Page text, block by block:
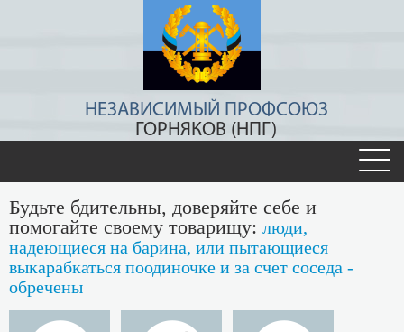
НЕЗАВИСИМЫЙ ПРОФСОЮЗ
ГОРНЯКОВ (НПГ)
Будьте бдительны, доверяйте себе и
помогайте своему товарищу: люди,
надеющиеся на барина, или пытающиеся
выкарабкаться поодиночке и за счет соседа -
обречены